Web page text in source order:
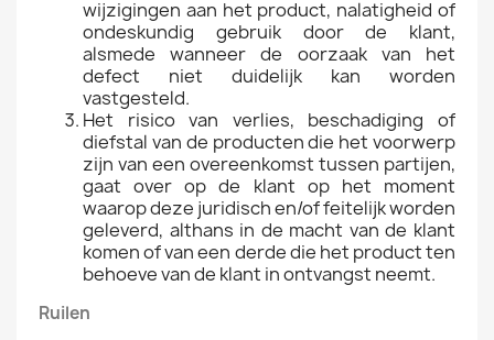
wijzigingen aan het product, nalatigheid of
ondeskundig gebruik door de klant,
alsmede wanneer de oorzaak van het
defect niet duidelijk kan worden
vastgesteld.
Het risico van verlies, beschadiging of
diefstal van de producten die het voorwerp
zijn van een overeenkomst tussen partijen,
gaat over op de klant op het moment
waarop deze juridisch en/of feitelijk worden
geleverd, althans in de macht van de klant
komen of van een derde die het product ten
behoeve van de klant in ontvangst neemt.
Ruilen